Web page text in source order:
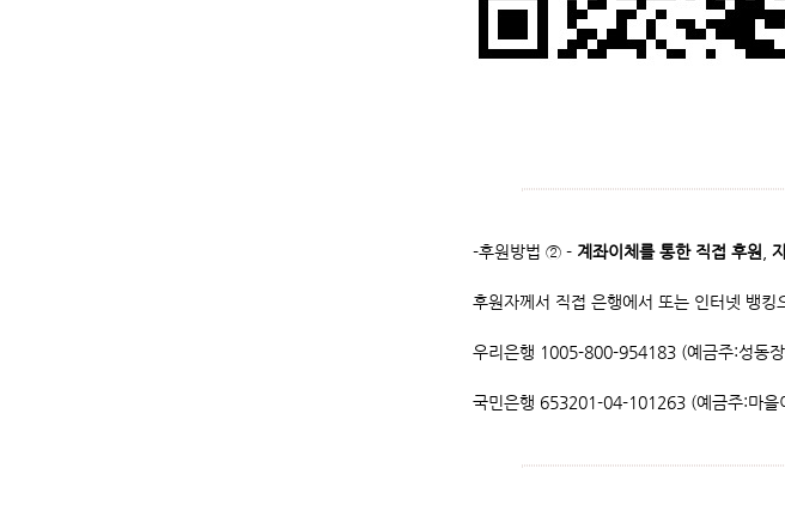
-후원방법 ② - 계좌이체를 통한 직접 후원
후원자께서 직접 은행에서 또는 인터넷 뱅
우리은행 1005-800-954183 (예금주:성동
국민은행 653201-04-101263 (예금주:마을